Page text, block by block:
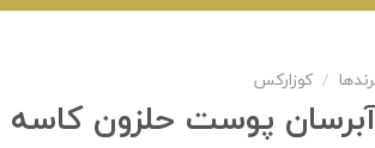
/ کوزارکس
پوست حلزون کاسه ای